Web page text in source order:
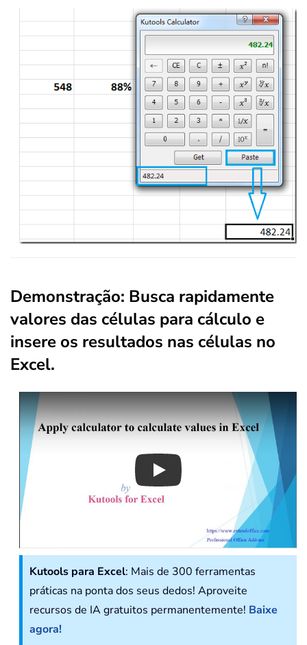
Demonstração: Busca rapidamente
valores das células para cálculo e
insere os resultados nas células no
Excel.
Play
Kutools para Excel: Mais de 300 ferramentas
práticas na ponta dos seus dedos! Aproveite
recursos de IA gratuitos permanentemente! Baixe
agora!